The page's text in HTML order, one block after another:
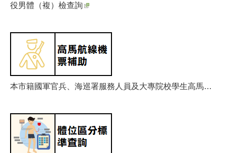
役男體（複）檢查詢
本市籍國軍官兵、海巡署服務人員及大專院校學生高馬航線機票補助線上申請